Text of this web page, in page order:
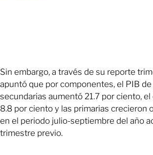
Sin embargo, a través de su reporte
apuntó que por componentes, el PIB
secundarias aumentó 21.7 por ciento,
8.8 por ciento y las primarias crecieron
en el periodo julio-septiembre del año
trimestre previo.